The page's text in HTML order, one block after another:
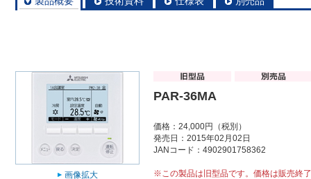
画像拡大
PAR-36MA
価格：24,000円（税別）
発売日：2015年02月02日
JANコード：4902901758362
※この製品は旧型品です。価格は販売終